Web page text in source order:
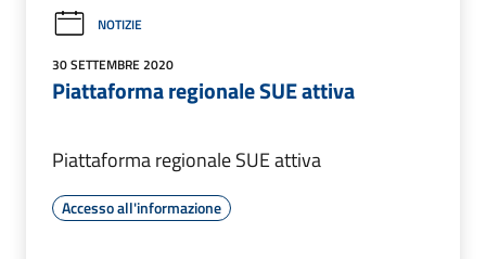
NOTIZIE
30 SETTEMBRE 2020
Piattaforma regionale SUE attiva
Piattaforma regionale SUE attiva
Accesso all'informazione